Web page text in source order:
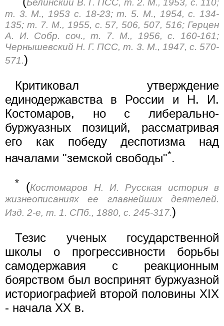
Белинский В. Г. ПСС, т. 2. М., 1953, с. 110;
т. 3. М., 1953 с. 18-23; т. 5. М., 1954, с. 134-
135; т. 7. М., 1955, с. 57, 506, 507, 516; Герцен
А. И. Собр. соч., т. 7. М., 1956, с. 160-161;
Чернышевский Н. Г. ПСС, т. 3. М., 1947, с. 570-
571.)
Критиковал утверждение
единодержавства в России и Н. И.
Костомаров, но с либерально-
буржуазных позиций, рассматривая
его как победу деспотизма над
началами "земской свободы"*.
* (Костомаров Н. И. Русская история в
жизнеописаниях ее главнейших деятелей.
Изд. 2-е, т. 1. СПб., 1880, с. 245-317.)
Тезис ученых государственной
школы о прогрессивности борьбы
самодержавия с реакционным
боярством был воспринят буржуазной
историографией второй половины XIX
- начала XX в.